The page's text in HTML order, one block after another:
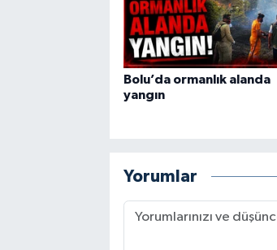
Bolu’da ormanlık alanda
yangın
Yorumlar